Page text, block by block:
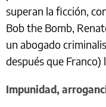
superan la ficción,
Bob the Bomb,
un abogado
después que
Impunidad,